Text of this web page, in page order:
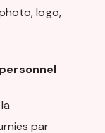
logo,
par